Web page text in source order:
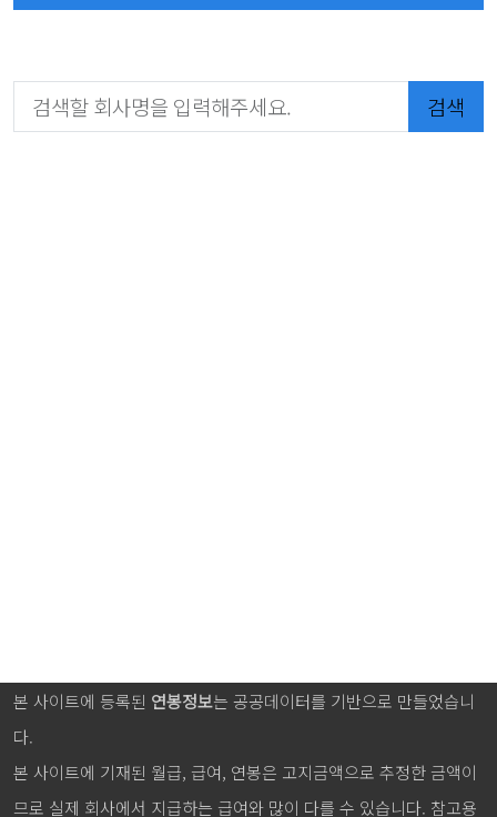
검색
본 사이트에 등록된 연봉정보는 공공데이터를 기반으로 만들었습니
다.
본 사이트에 기재된 월급, 급여, 연봉은 고지금액으로 추정한 금액이
므로 실제 회사에서 지급하는 급여와 많이 다를 수 있습니다. 참고용